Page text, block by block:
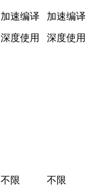
加速编译
加速编译
深度使用 深度使用
不限
不限